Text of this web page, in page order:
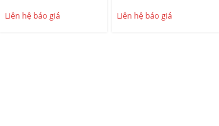
Liên hệ báo giá Liên hệ báo giá